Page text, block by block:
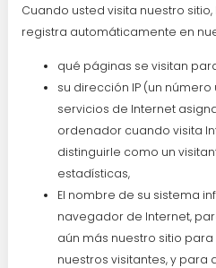
Cuando usted visita nuestro
registra automáticamente en
qué páginas se visitan
su dirección IP (un
servicios de Internet
ordenador cuando visita
distinguirle como un
estadísticas,
El nombre de su sistema
navegador de Internet,
aún más nuestro sitio
nuestros visitantes, y